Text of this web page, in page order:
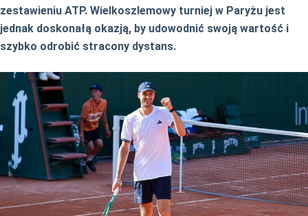
zestawieniu ATP. Wielkoszlemowy turniej w Paryżu jest
jednak doskonałą okazją, by udowodnić swoją wartość i
szybko odrobić stracony dystans.